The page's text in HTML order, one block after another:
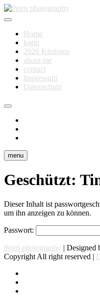
Skip
to
thorn photography
Fotografie für Dich
Home
login
2026 Kitafotos
about me
contact
Impressum
Datenschutz
menu
Geschützt:
Dieser Inhalt ist
um ihn anzeigen zu können.
Passwort:
thorn photography | Designed
Copyright All right reserved |